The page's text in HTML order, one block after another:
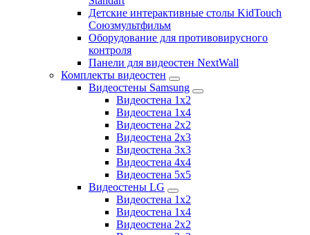
Детские интерактивные столы KidTouch
Союзмультфильм
Оборудование для противовирусного
контроля
Панели для видеостен NextWall
Комплекты видеостен
Видеостены Samsung
Видеостена 1x2
Видеостена 1x4
Видеостена 2x2
Видеостена 2х3
Видеостена 3x3
Видеостена 4x4
Видеостена 5x5
Видеостены LG
Видеостена 1x2
Видеостена 1x4
Видеостена 2x2